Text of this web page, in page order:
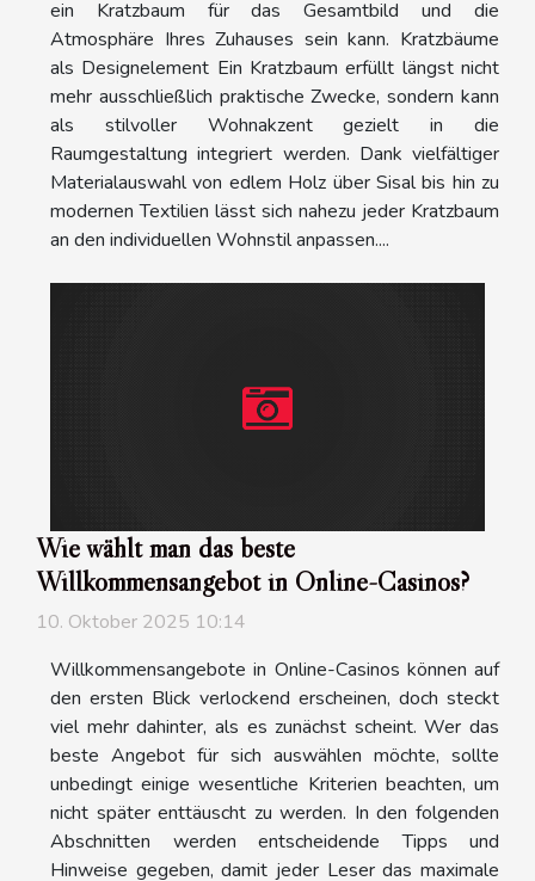
ein Kratzbaum für das Gesamtbild und die
Atmosphäre Ihres Zuhauses sein kann. Kratzbäume
als Designelement Ein Kratzbaum erfüllt längst nicht
mehr ausschließlich praktische Zwecke, sondern kann
als stilvoller Wohnakzent gezielt in die
Raumgestaltung integriert werden. Dank vielfältiger
Materialauswahl von edlem Holz über Sisal bis hin zu
modernen Textilien lässt sich nahezu jeder Kratzbaum
an den individuellen Wohnstil anpassen....
Wie wählt man das beste
Willkommensangebot in Online-Casinos?
10. Oktober 2025 10:14
Willkommensangebote in Online-Casinos können auf
den ersten Blick verlockend erscheinen, doch steckt
viel mehr dahinter, als es zunächst scheint. Wer das
beste Angebot für sich auswählen möchte, sollte
unbedingt einige wesentliche Kriterien beachten, um
nicht später enttäuscht zu werden. In den folgenden
Abschnitten werden entscheidende Tipps und
Hinweise gegeben, damit jeder Leser das maximale